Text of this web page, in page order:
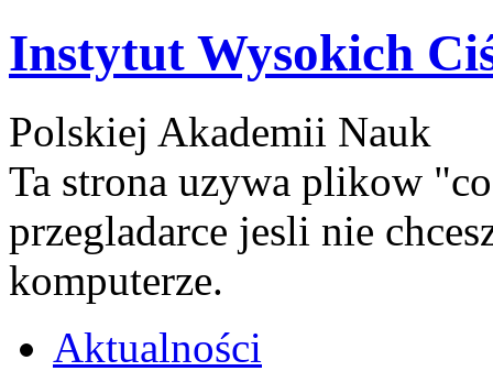
Instytut Wysokich
Polskiej Akademii Nauk
Ta strona uzywa plikow
przegladarce jesli nie
komputerze.
Aktualności